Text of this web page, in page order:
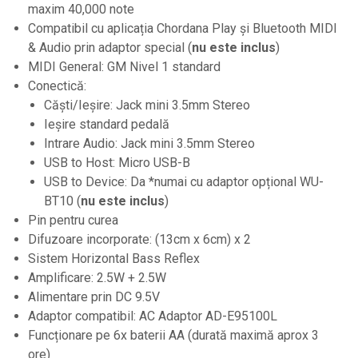
Accesorii Pick-up si Vinyl
Case-uri DJ
Console DJ
Controllere MIDI - USB DAW
Genti pentru DJ
Mixere DJ
Platane DJ
Samplere si controllere
Cabluri si conectori
Cabluri adaptoare, cabluri Y
Cabluri audio
Cabluri de boxe
maxim 40,000 note
Compatibil cu aplicația Chordana Play și Bluetooth MIDI
& Audio prin adaptor special (nu este inclus)
MIDI General: GM Nivel 1 standard
Conectică:
Căști/Ieșire: Jack mini 3.5mm Stereo
Ieșire standard pedală
Intrare Audio: Jack mini 3.5mm Stereo
USB to Host: Micro USB-B
USB to Device: Da *numai cu adaptor opțional WU-
BT10 (nu este inclus)
Pin pentru curea
Difuzoare incorporate: (13cm x 6cm) x 2
Sistem Horizontal Bass Reflex
Amplificare: 2.5W + 2.5W
Alimentare prin DC 9.5V
Adaptor compatibil: AC Adaptor AD-E95100L
Funcționare pe 6x baterii AA (durată maximă aprox 3
ore)